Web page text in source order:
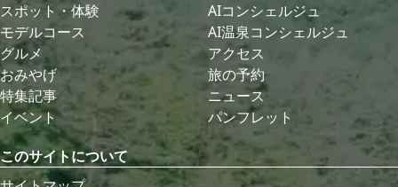
スポット・体験
モデルコース
グルメ
おみやげ
特集記事
イベント
AIコンシェルジュ
AI温泉コンシェルジュ
アクセス
旅の予約
ニュース
パンフレット
このサイトについて